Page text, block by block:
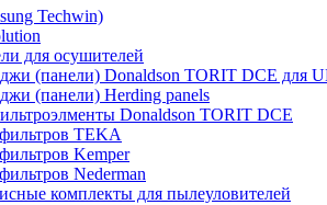
Techwin)
для осушителей
(панели) Donaldson TORIT DCE для
(панели) Herding panels
Donaldson TORIT DCE
TEKA
Kemper
Nederman
комплекты для пылеуловителей